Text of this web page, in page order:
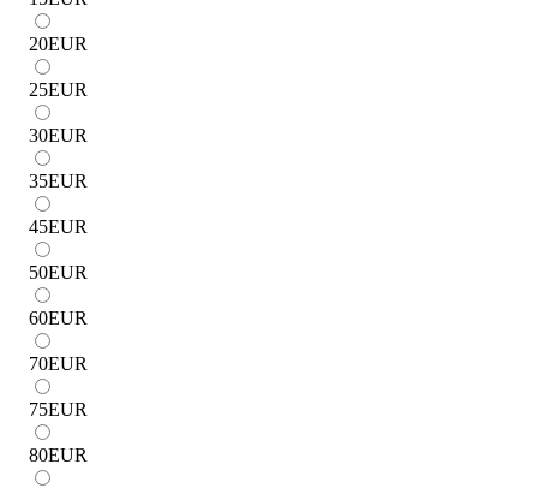
20EUR
25EUR
30EUR
35EUR
45EUR
50EUR
60EUR
70EUR
75EUR
80EUR